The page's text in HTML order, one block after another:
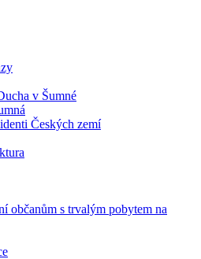
v Šumné
Českých zemí
občanům s trvalým pobytem na